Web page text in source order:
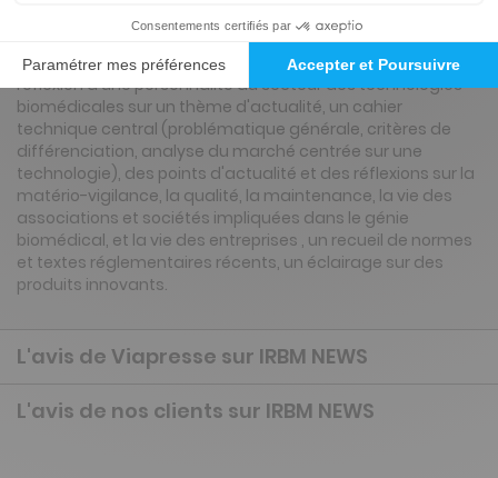
IRBM NEWS propose dans ses six numéros une interview,
réflexion d'une personnalité du secteur des technologies
biomédicales sur un thème d'actualité, un cahier
technique central (problématique générale, critères de
différenciation, analyse du marché centrée sur une
technologie), des points d'actualité et des réflexions sur la
matério-vigilance, la qualité, la maintenance, la vie des
associations et sociétés impliquées dans le génie
biomédical, et la vie des entreprises , un recueil de normes
et textes réglementaires récents, un éclairage sur des
produits innovants.
L'avis de Viapresse sur IRBM NEWS
L'avis de nos clients sur IRBM NEWS